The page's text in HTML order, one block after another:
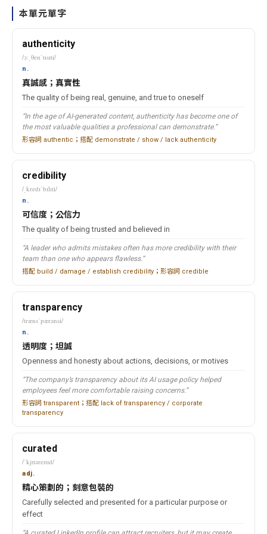
本單元單字
authenticity
/ɔːˌθenˈtɪsɪti/
n.
真誠感；真實性
The quality of being real, genuine, and true to oneself
“In the age of AI-generated content, authenticity has become one of
the most valuable qualities a professional can demonstrate.”
形容詞 authentic；搭配 demonstrate / show / lack authenticity
credibility
/ˌkredɪˈbɪlɪti/
n.
可信度；公信力
The quality of being trusted and believed in
“A leader who admits mistakes often has more credibility with their
team than one who appears flawless.”
搭配 build / damage / establish credibility；形容詞 credible
transparency
/trænsˈpærənsi/
n.
透明度；坦誠
Openness and honesty about actions, decisions, or motives
“The company’s transparency about its AI usage policy helped
employees feel more comfortable raising concerns.”
形容詞 transparent；搭配 lack of transparency / corporate
transparency
curated
/ˈkjʊəreɪtɪd/
adj.
精心策劃的；刻意包裝的
Carefully selected and presented for a particular purpose or
effect